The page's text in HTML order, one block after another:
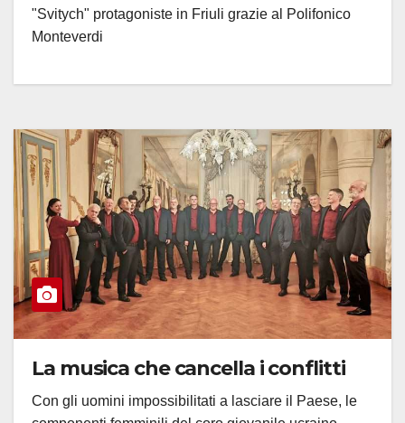
"Svitych" protagoniste in Friuli grazie al Polifonico
Monteverdi
La musica che cancella i conflitti
Con gli uomini impossibilitati a lasciare il Paese, le